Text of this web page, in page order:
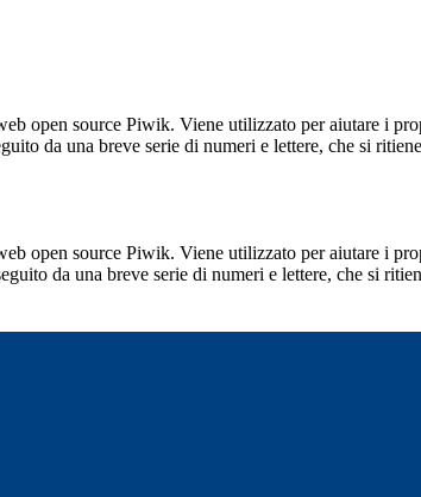
open source Piwik. Viene utilizzato per aiutare i
da una breve serie di numeri e lettere, che si
open source Piwik. Viene utilizzato per aiutare i
da una breve serie di numeri e lettere, che si